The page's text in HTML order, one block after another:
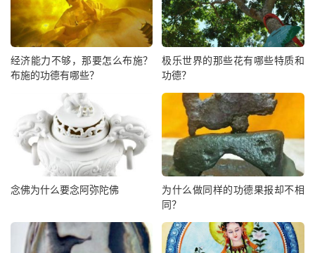
经济能力不够，那要怎么布施？
布施的功德有哪些？
极乐世界的那些花有哪些特质和
功德？
念佛为什么要念阿弥陀佛
为什么做同样的功德果报却不相
同？